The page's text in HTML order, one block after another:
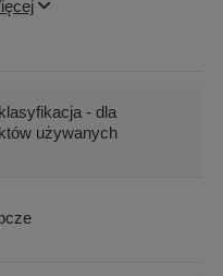
- dla
używanych